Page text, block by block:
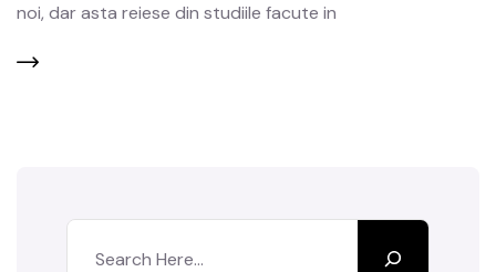
noi, dar asta reiese din studiile facute in